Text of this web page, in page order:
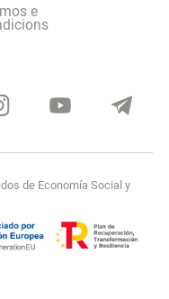
e
de Economía Social y